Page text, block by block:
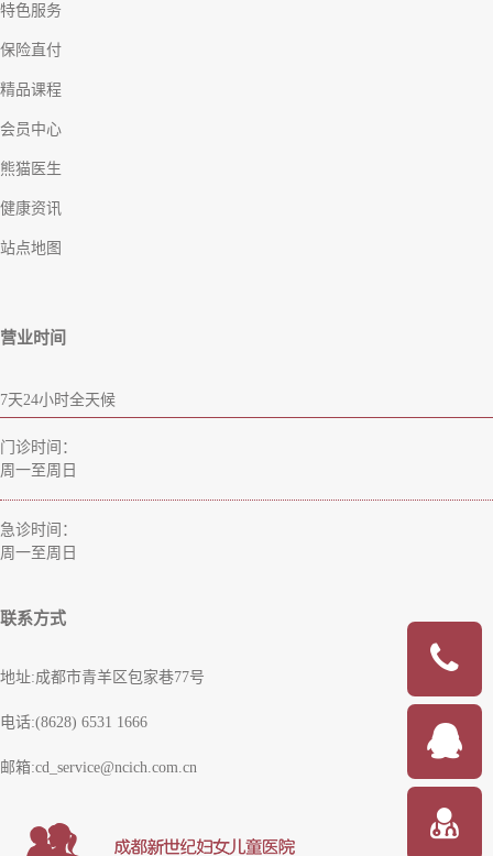
特色服务
保险直付
精品课程
会员中心
熊猫医生
健康资讯
站点地图
营业时间
7天24小时全天候
门诊时间：
周一至周日
急诊时间：
周一至周日
联系方式
地址:成都市青羊区包家巷77号
电话:(8628) 6531 1666
邮箱:cd_service@ncich.com.cn